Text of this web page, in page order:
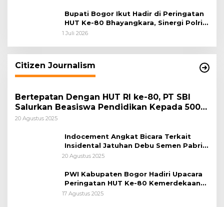
Bupati Bogor Ikut Hadir di Peringatan
HUT Ke-80 Bhayangkara, Sinergi Polri
dan Pemkab Bogor Jadi Kunci Menjaga
1 Juli 2026
Citizen Journalism
Bertepatan Dengan HUT RI ke-80, PT SBI
Salurkan Beasiswa Pendidikan Kepada 500
Pelajar
20 Agustus 2025
Indocement Angkat Bicara Terkait
Insidental Jatuhan Debu Semen Pabrik
Citeureup
20 Agustus 2025
PWI Kabupaten Bogor Hadiri Upacara
Peringatan HUT Ke-80 Kemerdekaan
RI, di Lapangan Tegar Beriman
17 Agustus 2025